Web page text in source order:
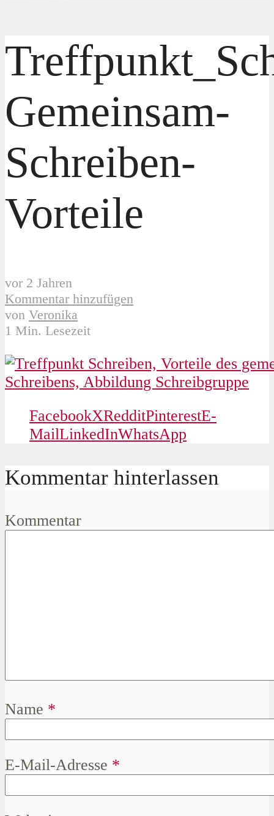
Gemeinsam-
Schreiben-
Vorteile
vor 2 Jahren
Kommentar hinzufügen
von Veronika
1 Min. Lesezeit
FacebookXRedditPinterestE-
MailLinkedInWhatsApp
Kommentar hinterlassen
Kommentar
Name *
E-Mail-Adresse *